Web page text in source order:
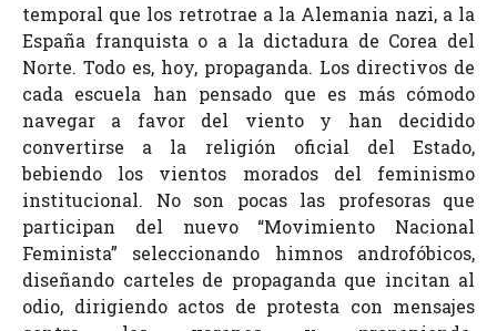
temporal que los retrotrae a la Alemania nazi, a la
España franquista o a la dictadura de Corea del
Norte. Todo es, hoy, propaganda. Los directivos de
cada escuela han pensado que es más cómodo
navegar a favor del viento y han decidido
convertirse a la religión oficial del Estado,
bebiendo los vientos morados del feminismo
institucional. No son pocas las profesoras que
participan del nuevo “Movimiento Nacional
Feminista” seleccionando himnos androfóbicos,
diseñando carteles de propaganda que incitan al
odio, dirigiendo actos de protesta con mensajes